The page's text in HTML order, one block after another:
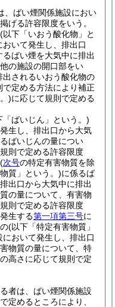
、ばい煙関係施設におい
げる許容限度をいう。
(以下「いおう酸化物」と
いて発生し、排出口
ばい煙を大気中に排出
の施設の開口部をい
出されるいおう酸化物の
で定める方法により補正
)に応じて規則で定める
「ばいじん」という。)
生し、排出口から大気
ばいじんの量につい
則で定める許容限度
(次号の特定有害物質を除
質」という。)に係るば
出口から大気中に排出
の量について、有害物
則で定める許容限度
生する第一項第三号に
(以下「特定有害物質」
おいて発生し、排出口
物質の量について、特
高さに応じて規則で定
者は、ばい煙関係施設
定めるところにより、